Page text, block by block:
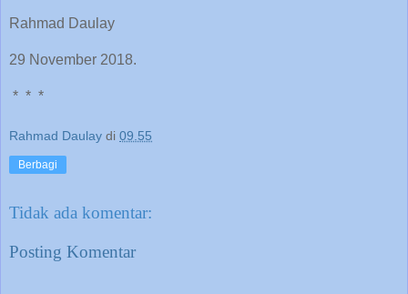
Rahmad Daulay
29 November 2018.
* * *
Rahmad Daulay di 09.55
Berbagi
Tidak ada komentar:
Posting Komentar